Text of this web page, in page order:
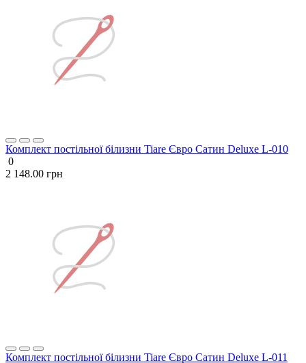
Комплект постільної білизни Tiare Євро Сатин Deluxe L-010
0
2 148.00 грн
Комплект постільної білизни Tiare Євро Сатин Deluxe L-011